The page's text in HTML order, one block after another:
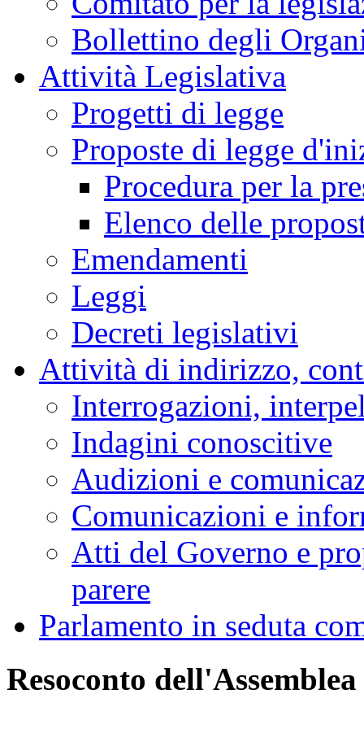
Bollettino degli
Attività Legislativa
Progetti di legge
Proposte di legge
Procedura per la
Elenco delle
Emendamenti
Leggi
Decreti legislativi
Attività di indirizzo,
Interrogazioni,
Indagini conoscitive
Audizioni e
Comunicazioni e
Atti del Governo e
parere
Parlamento in seduta
Resoconto dell'Assemblea